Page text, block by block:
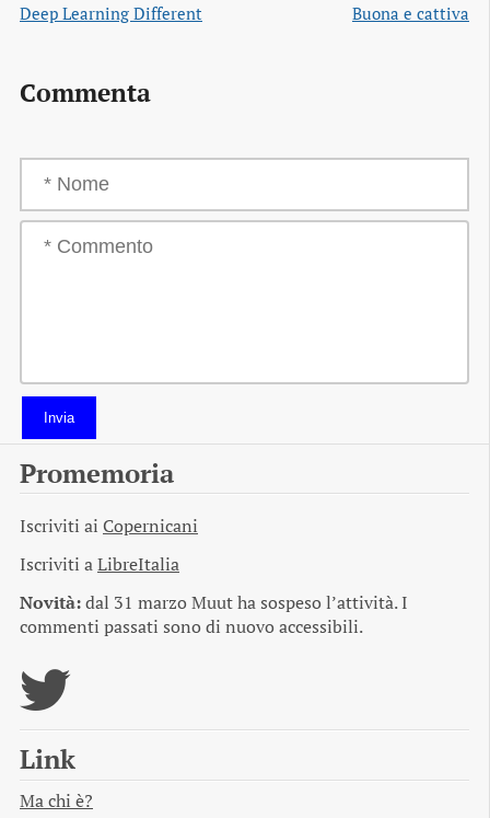
Deep Learning Different
Buona e cattiva
Commenta
Invia
Promemoria
Iscriviti ai Copernicani
Iscriviti aLibreItalia
Novità:dal 31 marzo Muut ha sospeso l’attività. I
commenti passati sono di nuovo accessibili.
Link
Ma chi è?